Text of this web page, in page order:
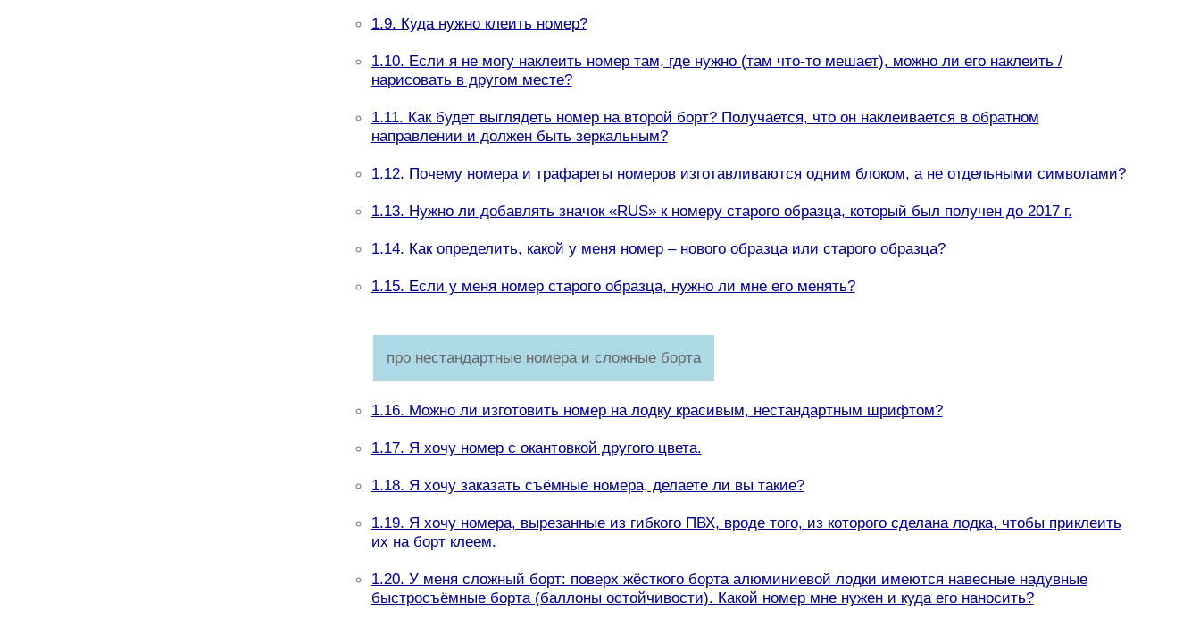
1.9. Куда нужно клеить номер?
1.10. Если я не могу наклеить номер там, где нужно (там что-то мешает), можно ли его наклеить /
нарисовать в другом месте?
1.11. Как будет выглядеть номер на второй борт? Получается, что он наклеивается в обратном
направлении и должен быть зеркальным?
1.12. Почему номера и трафареты номеров изготавливаются одним блоком, а не отдельными символами?
1.13. Нужно ли добавлять значок «RUS» к номеру старого образца, который был получен до 2017 г.
1.14. Как определить, какой у меня номер – нового образца или старого образца?
1.15. Если у меня номер старого образца, нужно ли мне его менять?
про нестандартные номера и сложные борта
1.16. Можно ли изготовить номер на лодку красивым, нестандартным шрифтом?
1.17. Я хочу номер с окантовкой другого цвета.
1.18. Я хочу заказать съёмные номера, делаете ли вы такие?
1.19. Я хочу номера, вырезанные из гибкого ПВХ, вроде того, из которого сделана лодка, чтобы приклеить
их на борт клеем.
1.20. У меня сложный борт: поверх жёсткого борта алюминиевой лодки имеются навесные надувные
быстросъёмные борта (баллоны остойчивости). Какой номер мне нужен и куда его наносить?